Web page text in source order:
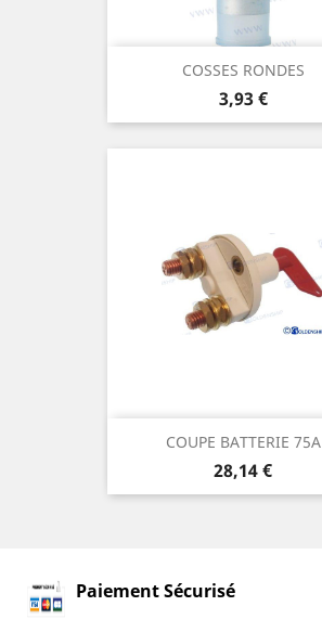
COSSES RONDES
Prix
3,93 €
COUPE BATTERIE 75A
Prix
28,14 €
Paiement Sécurisé